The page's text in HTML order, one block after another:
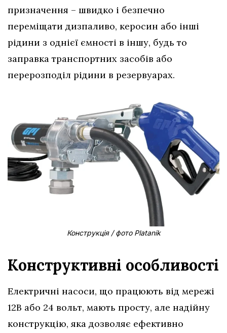
призначення – швидко і безпечно
переміщати дизпаливо, керосин або інші
рідини з однієї ємності в іншу, будь то
заправка транспортних засобів або
перерозподіл рідини в резервуарах.
Конструкція / фото Platanik
Конструктивні особливості
Електричні насоси, що працюють від мережі
12В або 24 вольт, мають просту, але надійну
конструкцію, яка дозволяє ефективно